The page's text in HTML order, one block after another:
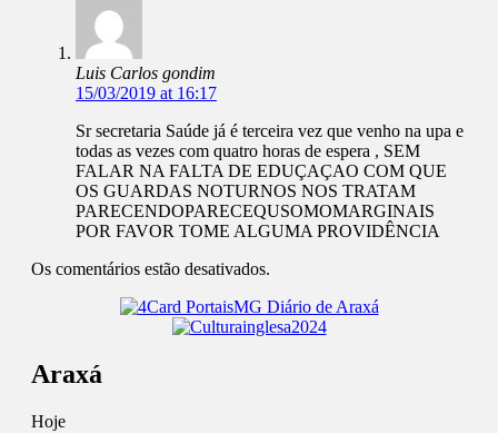
Luis Carlos gondim
15/03/2019 at 16:17
Sr secretaria Saúde já é terceira vez que venho na upa e
todas as vezes com quatro horas de espera , SEM
FALAR NA FALTA DE EDUÇAÇAO COM QUE
OS GUARDAS NOTURNOS NOS TRATAM
PARECENDOPARECEQUSOMOMARGINAIS
POR FAVOR TOME ALGUMA PROVIDÊNCIA
Os comentários estão desativados.
Araxá
Hoje